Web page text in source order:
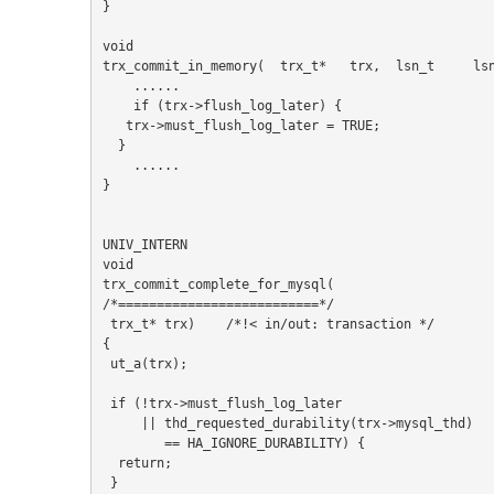
}
void
    ......
    if (trx->flush_log_later) {
   trx->must_flush_log_later = TRUE;
  }
    ......
}
UNIV_INTERN
void
trx_commit_complete_for_mysql(
/*==========================*/
trx_t*	trx)	/*!< in/out: transaction */
{
ut_a(trx);
if (!trx->must_flush_log_later
     || thd_requested_durability(trx->mysql_thd)
        == HA_IGNORE_DURABILITY) {
  return;
}